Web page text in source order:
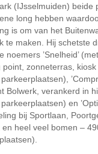
(IJsselmuiden) beide
long hebben
is om van het
te maken. Hij schetste
noemers ’Snelheid’
point, zonneterras, kiosk
Bolwerk, verankerd in
en
bij Sportlaan,
en heel veel bomen –